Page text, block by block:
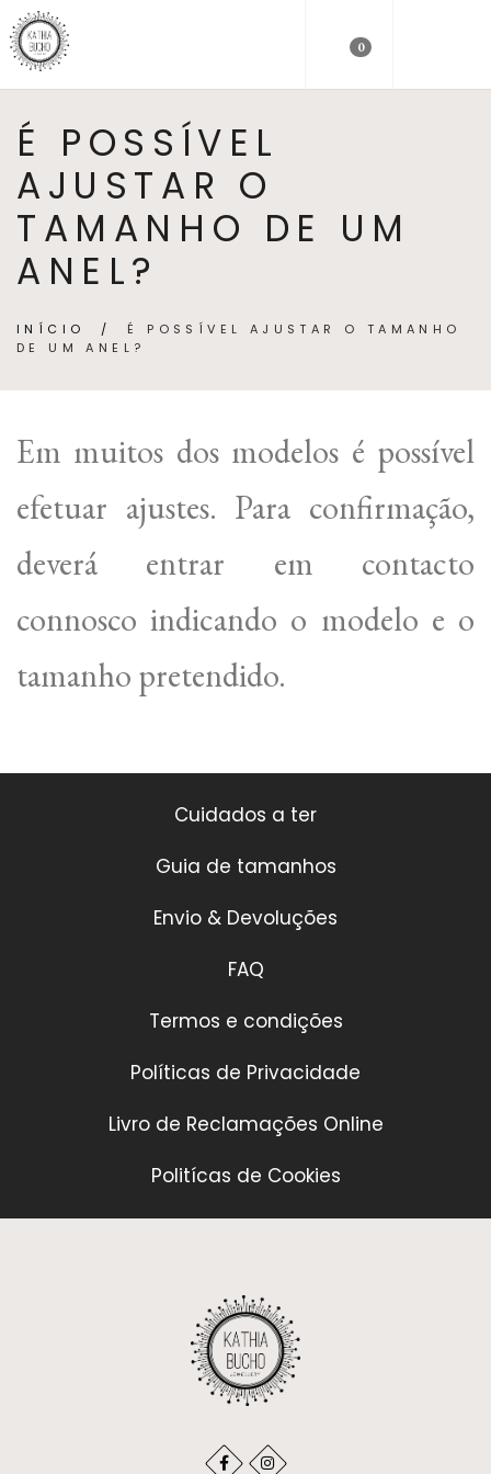
0
É POSSÍVEL
AJUSTAR O
TAMANHO DE UM
ANEL?
INÍCIO / É POSSÍVEL AJUSTAR O TAMANHO
DE UM ANEL?
Em muitos dos modelos é possível
efetuar ajustes. Para confirmação,
deverá entrar em contacto
connosco indicando o modelo e o
tamanho pretendido.
Cuidados a ter
Guia de tamanhos
Envio & Devoluções
FAQ
Termos e condições
Políticas de Privacidade
Livro de Reclamações Online
Politícas de Cookies